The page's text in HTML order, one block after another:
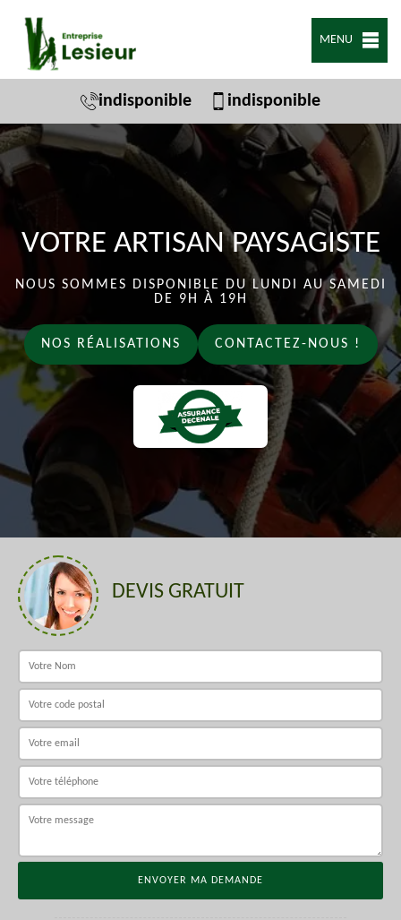
MENU
indisponible indisponible
VOTRE ARTISAN PAYSAGISTE
NOUS SOMMES DISPONIBLE DU LUNDI AU SAMEDI
DE 9H À 19H
NOS RÉALISATIONS CONTACTEZ-NOUS !
DEVIS GRATUIT